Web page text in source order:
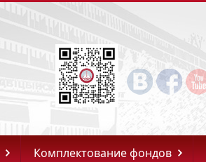
Комплектование фондов